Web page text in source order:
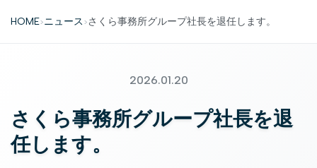
HOME>ニュース > さくら事務所グループ社長を退任します。
2026.01.20
さくら事務所グループ社長を退
任します。